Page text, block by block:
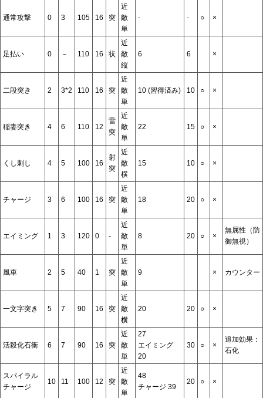
通常攻撃 0 3 105 16 突
近
敵
単
- - ○ ×
足払い 0 － 110 16 状
近
敵
縦
6 6 ×
二段突き 2 3*2 110 16 突
近
敵
単
10 (習得済み) 10 ○ ×
稲妻突き 4 6 110 12
雷
突
近
敵
単
22 15 ○ ×
くし刺し 4 5 100 16
射
突
近
敵
横
15 10 ○ ×
チャージ 3 6 100 16 突
近
敵
単
18 20 ○ ×
エイミング 1 3 120 0 -
近
敵
単
8 20 ○ ×
無属性（防
御無視）
風車 2 5 40 1 突
近
敵
単
9 × カウンター
一文字突き 5 7 90 16 突
近
敵
横
20 20 ○ ×
活殺化石衝 6 7 90 16 突
近
敵
単
27
エイミング
20
30 ○ ×
追加効果：
石化
スパイラル
チャージ
10 11 100 12 突
近
敵
単
48
チャージ 39
20 ○ ×